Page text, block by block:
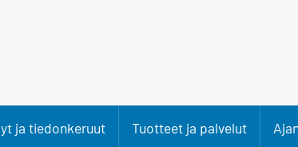
ja tiedonkeruut Tuotteet ja palvelut